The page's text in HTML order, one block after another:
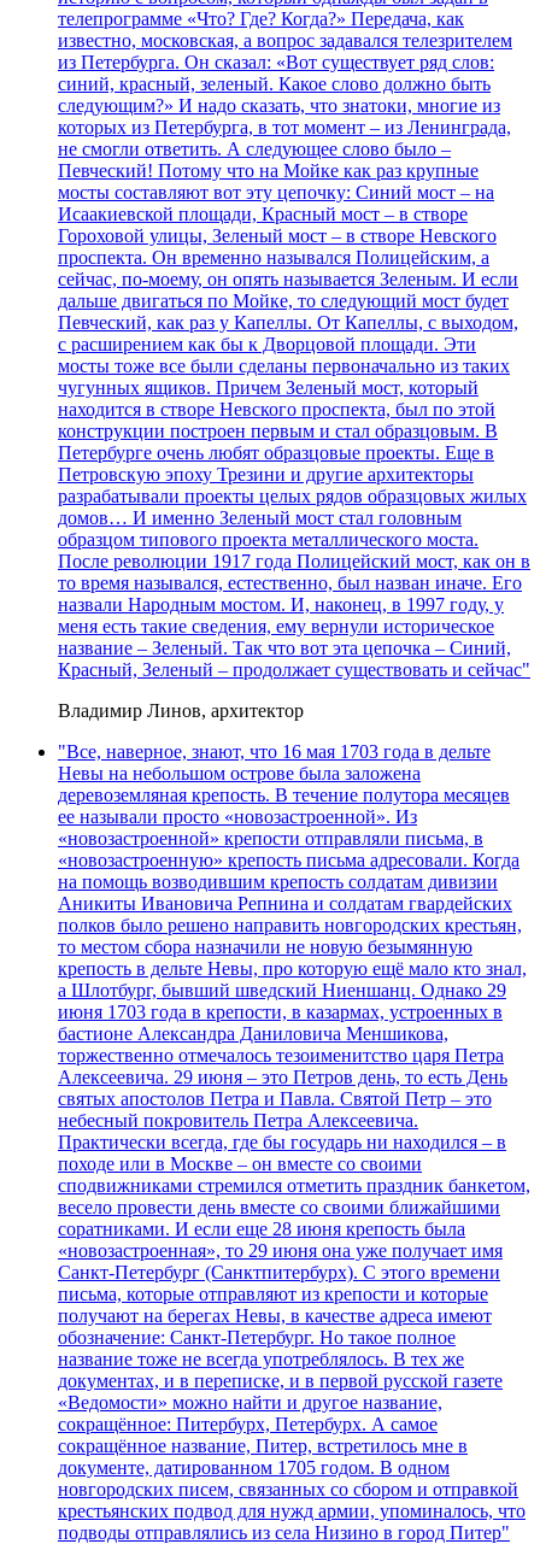
телепрограмме «Что? Где? Когда?» Передача, как
известно, московская, а вопрос задавался телезрителем
из Петербурга. Он сказал: «Вот существует ряд слов:
синий, красный, зеленый. Какое слово должно быть
следующим?» И надо сказать, что знатоки, многие из
которых из Петербурга, в тот момент – из Ленинграда,
не смогли ответить. А следующее слово было –
Певческий! Потому что на Мойке как раз крупные
мосты составляют вот эту цепочку: Синий мост – на
Исаакиевской площади, Красный мост – в створе
Гороховой улицы, Зеленый мост – в створе Невского
проспекта. Он временно назывался Полицейским, а
сейчас, по-моему, он опять называется Зеленым. И если
дальше двигаться по Мойке, то следующий мост будет
Певческий, как раз у Капеллы. От Капеллы, с выходом,
с расширением как бы к Дворцовой площади. Эти
мосты тоже все были сделаны первоначально из таких
чугунных ящиков. Причем Зеленый мост, который
находится в створе Невского проспекта, был по этой
конструкции построен первым и стал образцовым. В
Петербурге очень любят образцовые проекты. Еще в
Петровскую эпоху Трезини и другие архитекторы
разрабатывали проекты целых рядов образцовых жилых
домов… И именно Зеленый мост стал головным
образцом типового проекта металлического моста.
После революции 1917 года Полицейский мост, как он в
то время назывался, естественно, был назван иначе. Его
назвали Народным мостом. И, наконец, в 1997 году, у
меня есть такие сведения, ему вернули историческое
название – Зеленый. Так что вот эта цепочка – Синий,
Красный, Зеленый – продолжает существовать и сейчас"
Владимир Линов, архитектор
"Все, наверное, знают, что 16 мая 1703 года в дельте
Невы на небольшом острове была заложена
деревоземляная крепость. В течение полутора месяцев
ее называли просто «новозастроенной». Из
«новозастроенной» крепости отправляли письма, в
«новозастроенную» крепость письма адресовали. Когда
на помощь возводившим крепость солдатам дивизии
Аникиты Ивановича Репнина и солдатам гвардейских
полков было решено направить новгородских крестьян,
то местом сбора назначили не новую безымянную
крепость в дельте Невы, про которую ещё мало кто знал,
а Шлотбург, бывший шведский Ниеншанц. Однако 29
июня 1703 года в крепости, в казармах, устроенных в
бастионе Александра Даниловича Меншикова,
торжественно отмечалось тезоименитство царя Петра
Алексеевича. 29 июня – это Петров день, то есть День
святых апостолов Петра и Павла. Святой Петр – это
небесный покровитель Петра Алексеевича.
Практически всегда, где бы государь ни находился – в
походе или в Москве – он вместе со своими
сподвижниками стремился отметить праздник банкетом,
весело провести день вместе со своими ближайшими
соратниками. И если еще 28 июня крепость была
«новозастроенная», то 29 июня она уже получает имя
Санкт-Петербург (Санктпитербурх). С этого времени
письма, которые отправляют из крепости и которые
получают на берегах Невы, в качестве адреса имеют
обозначение: Санкт-Петербург. Но такое полное
название тоже не всегда употреблялось. В тех же
документах, и в переписке, и в первой русской газете
«Ведомости» можно найти и другое название,
сокращённое: Питербурх, Петербурх. А самое
сокращённое название, Питер, встретилось мне в
документе, датированном 1705 годом. В одном
новгородских писем, связанных со сбором и отправкой
крестьянских подвод для нужд армии, упоминалось, что
подводы отправлялись из села Низино в город Питер"